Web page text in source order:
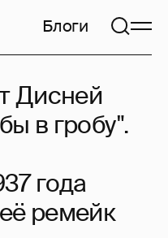
Блоги
Дисней
в гробу".
года
ремейк